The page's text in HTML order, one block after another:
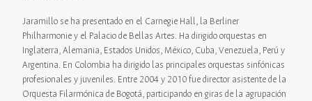
Jaramillo se ha presentado en el Carnegie Hall, la Berliner
Philharmonie y el Palacio de Bellas Artes. Ha dirigido orquestas en
Inglaterra, Alemania, Estados Unidos, México, Cuba, Venezuela, Perú y
Argentina. En Colombia ha dirigido las principales orquestas sinfónicas
profesionales y juveniles. Entre 2004 y 2010 fue director asistente de la
Orquesta Filarmónica de Bogotá, participando en giras de la agrupación